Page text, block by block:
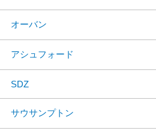
オーバン
アシュフォード
SDZ
サウサンプトン